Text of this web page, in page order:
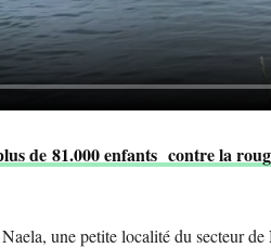
de 81.000 enfants contre la
une petite localité du secteur